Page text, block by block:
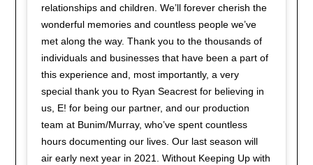
relationships and children. We’ll forever cherish the
wonderful memories and countless people we’ve
met along the way. Thank you to the thousands of
individuals and businesses that have been a part of
this experience and, most importantly, a very
special thank you to Ryan Seacrest for believing in
us, E! for being our partner, and our production
team at Bunim/Murray, who’ve spent countless
hours documenting our lives. Our last season will
air early next year in 2021. Without Keeping Up with